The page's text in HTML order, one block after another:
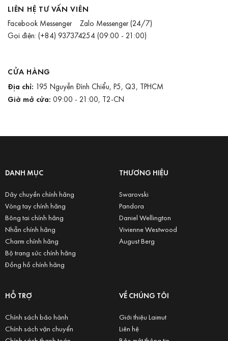
LIÊN HỆ TƯ VẤN VIÊN
Facebook Messenger Zalo Messenger(24/7)
Gọi điện: (+84) 937374254(09:00 - 21:00)
CỬA HÀNG
Địa chỉ: 195 Nguyễn Đình Chiểu, P5, Q3, TPHCM
Giờ mở cửa: 09:00 - 21:00, T2-CN
DANH MỤC
Dây chuyền chính hãng
Vòng tay chính hãng
Bông tai chính hãng
Nhẫn chính hãng
Charm chính hãng
Bộ trang sức chính hãng
Đồng hồ chính hãng
THƯƠNG HIỆU
Swarovski
Pandora
Daniel Wellington
Vivienne Westwood
August Berg
HỖ TRỢ
Chính sách bảo hành
Chính sách vận chuyển
VỀ CHÚNG TÔI
Giới thiệu Laimut
Liên hệ